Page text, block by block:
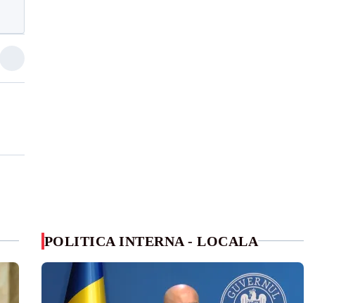
POLITICA INTERNA - LOCALA